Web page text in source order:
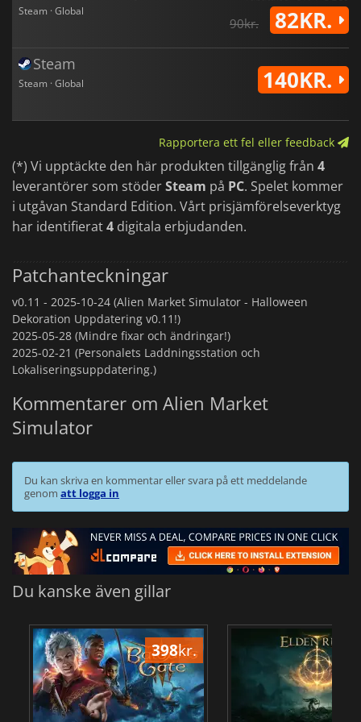
Steam · Global
90kr. 82KR.
Steam
Steam · Global 140KR.
Rapportera ett fel eller feedback
(*) Vi upptäckte den här produkten tillgänglig från 4
leverantörer som stöderSteam på PC. Spelet kommer
i utgåvan Standard Edition. Vårt prisjämförelseverktyg
har identifierat4 digitala erbjudanden.
Patchanteckningar
v0.11 - 2025-10-24 (Alien Market Simulator - Halloween
Dekoration Uppdatering v0.11!)
2025-05-28 (Mindre fixar och ändringar!)
2025-02-21 (Personalets Laddningsstation och
Lokaliseringsuppdatering.)
Kommentarer om Alien Market
Simulator
Du kan skriva en kommentar eller svara på ett meddelande
genom att logga in
Du kanske även gillar
398kr.